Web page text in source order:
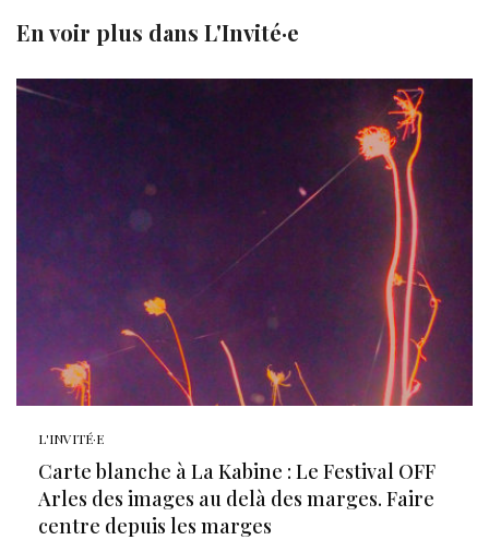
En voir plus dans L'Invité·e
L'INVITÉ·E
Carte blanche à La Kabine : Le Festival OFF
Arles des images au delà des marges. Faire
centre depuis les marges